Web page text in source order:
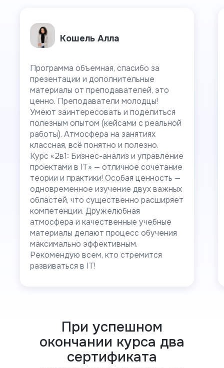
Кошель Алла
Программа объемная, спасибо за
презентации и дополнительные
материалы от преподавателей, это
ценно. Преподаватели молодцы!
Умеют заинтересовать и поделиться
полезным опытом (кейсами с реальной
работы). Атмосфера на занятиях
классная, всё понятно и полезно.
Курс «2в1: Бизнес-анализ и управление
проектами в IT» — отличное сочетание
теории и практики! Особая ценность —
одновременное изучение двух важных
областей, что существенно расширяет
компетенции. Дружелюбная
атмосфера и качественные учебные
материалы делают процесс обучения
максимально эффективным.
Рекомендую всем, кто стремится
развиваться в IT!
При успешном
окончании курса два
сертификата